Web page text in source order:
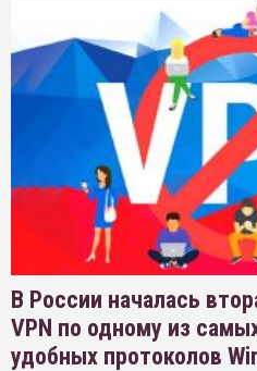
В России началась
VPN по одному из
удобных протоколов